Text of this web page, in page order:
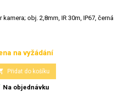
kamera; obj. 2,8mm, IR 30m, IP67, černá
Cena
na vyžádání
Přidat do košíku
Na objednávku